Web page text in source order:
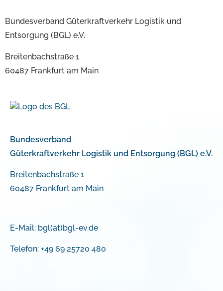
Bundesverband Güterkraftverkehr Logistik und
Entsorgung (BGL) e.V.
Breitenbachstraße 1
60487 Frankfurt am Main
Bundesverband
Güterkraftverkehr Logistik und Entsorgung (BGL) e.V.
Breitenbachstraße 1
60487 Frankfurt am Main
E-Mail: bgl(at)bgl-ev.de
Telefon: +49 69 25720 480